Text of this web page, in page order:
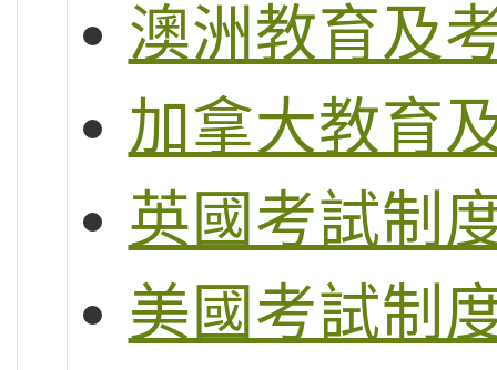
澳洲教育及
加拿大教育
英國考試制
美國考試制